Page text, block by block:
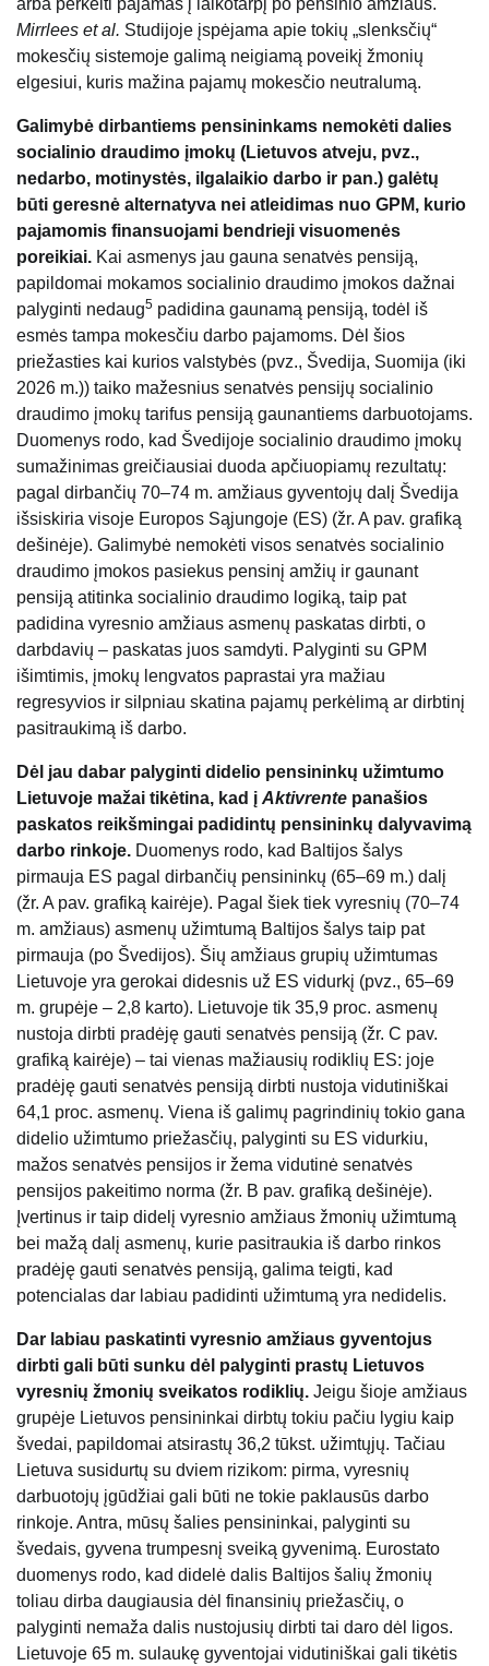
arba perkelti pajamas į laikotarpį po pensinio amžiaus.
Mirrlees et al. Studijoje įspėjama apie tokių „slenksčių“
mokesčių sistemoje galimą neigiamą poveikį žmonių
elgesiui, kuris mažina pajamų mokesčio neutralumą.
Galimybė dirbantiems pensininkams nemokėti dalies
socialinio draudimo įmokų (Lietuvos atveju, pvz.,
nedarbo, motinystės, ilgalaikio darbo ir pan.) galėtų
būti geresnė alternatyva nei atleidimas nuo GPM, kurio
pajamomis finansuojami bendrieji visuomenės
poreikiai. Kai asmenys jau gauna senatvės pensiją,
papildomai mokamos socialinio draudimo įmokos dažnai
palyginti nedaug5 padidina gaunamą pensiją, todėl iš
esmės tampa mokesčiu darbo pajamoms. Dėl šios
priežasties kai kurios valstybės (pvz., Švedija, Suomija (iki
2026 m.)) taiko mažesnius senatvės pensijų socialinio
draudimo įmokų tarifus pensiją gaunantiems darbuotojams.
Duomenys rodo, kad Švedijoje socialinio draudimo įmokų
sumažinimas greičiausiai duoda apčiuopiamų rezultatų:
pagal dirbančių 70–74 m. amžiaus gyventojų dalį Švedija
išsiskiria visoje Europos Sąjungoje (ES) (žr. A pav. grafiką
dešinėje). Galimybė nemokėti visos senatvės socialinio
draudimo įmokos pasiekus pensinį amžių ir gaunant
pensiją atitinka socialinio draudimo logiką, taip pat
padidina vyresnio amžiaus asmenų paskatas dirbti, o
darbdavių – paskatas juos samdyti. Palyginti su GPM
išimtimis, įmokų lengvatos paprastai yra mažiau
regresyvios ir silpniau skatina pajamų perkėlimą ar dirbtinį
pasitraukimą iš darbo.
Dėl jau dabar palyginti didelio pensininkų užimtumo
Lietuvoje mažai tikėtina, kad įAktivrente panašios
paskatos reikšmingai padidintų pensininkų dalyvavimą
darbo rinkoje. Duomenys rodo, kad Baltijos šalys
pirmauja ES pagal dirbančių pensininkų (65–69 m.) dalį
(žr. A pav. grafiką kairėje). Pagal šiek tiek vyresnių (70–74
m. amžiaus) asmenų užimtumą Baltijos šalys taip pat
pirmauja (po Švedijos). Šių amžiaus grupių užimtumas
Lietuvoje yra gerokai didesnis už ES vidurkį (pvz., 65–69
m. grupėje – 2,8 karto). Lietuvoje tik 35,9 proc. asmenų
nustoja dirbti pradėję gauti senatvės pensiją (žr. C pav.
grafiką kairėje) – tai vienas mažiausių rodiklių ES: joje
pradėję gauti senatvės pensiją dirbti nustoja vidutiniškai
64,1 proc. asmenų. Viena iš galimų pagrindinių tokio gana
didelio užimtumo priežasčių, palyginti su ES vidurkiu,
mažos senatvės pensijos ir žema vidutinė senatvės
pensijos pakeitimo norma (žr. B pav. grafiką dešinėje).
Įvertinus ir taip didelį vyresnio amžiaus žmonių užimtumą
bei mažą dalį asmenų, kurie pasitraukia iš darbo rinkos
pradėję gauti senatvės pensiją, galima teigti, kad
potencialas dar labiau padidinti užimtumą yra nedidelis.
Dar labiau paskatinti vyresnio amžiaus gyventojus
dirbti gali būti sunku dėl palyginti prastų Lietuvos
vyresnių žmonių sveikatos rodiklių. Jeigu šioje amžiaus
grupėje Lietuvos pensininkai dirbtų tokiu pačiu lygiu kaip
švedai, papildomai atsirastų 36,2 tūkst. užimtųjų. Tačiau
Lietuva susidurtų su dviem rizikom: pirma, vyresnių
darbuotojų įgūdžiai gali būti ne tokie paklausūs darbo
rinkoje. Antra, mūsų šalies pensininkai, palyginti su
švedais, gyvena trumpesnį sveiką gyvenimą. Eurostato
duomenys rodo, kad didelė dalis Baltijos šalių žmonių
toliau dirba daugiausia dėl finansinių priežasčių, o
palyginti nemaža dalis nustojusių dirbti tai daro dėl ligos.
Lietuvoje 65 m. sulaukę gyventojai vidutiniškai gali tikėtis